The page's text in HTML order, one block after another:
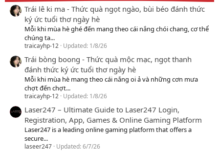
Trái lê ki ma - Thức quà ngọt ngào, bùi béo đánh thức
ký ức tuổi thơ ngày hè
Mỗi khi mùa hè ghé đến mang theo cái nắng chói chang, cơ thể
chúng ta...
traicayhp-12 Updated: 1/8/26
Trái bòng boong - Thức quà mộc mạc, ngọt thanh
đánh thức ký ức tuổi thơ ngày hè
Mỗi khi mùa hè mang theo cái nắng oi ả và những cơn mưa
chợt đến chợt...
traicayhp-12 Updated: 1/8/26
Laser247 – Ultimate Guide to Laser247 Login,
Registration, App, Games & Online Gaming Platform
Laser247 is a leading online gaming platform that offers a
secure...
laseer247 Updated:6/7/26